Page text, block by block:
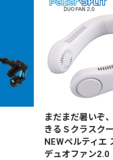
まだまだ暑いぞ
きるＳクラスク
NEWペルティエ
デュオファン2.0